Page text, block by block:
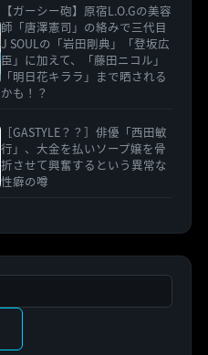
【ガーシー砲】原宿L.O.Gの美容
師「唐澤憲司」の絡みで三代目
J SOULの「岩田剛典」「登坂広
臣」に加えて、「藤田ニコル」
「明日花キララ」まで晒される
かも！？
［GASTYLE？？］俳優「西田敏
行」、大金を払いソープ嬢を骨
折させて興奮するという異常な
性癖の噂